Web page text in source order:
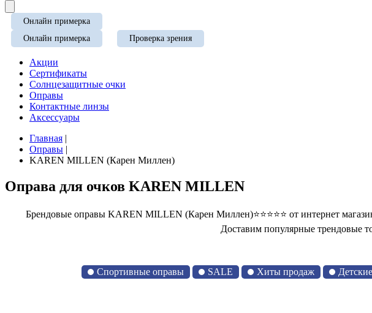
Онлайн примерка
Онлайн примерка
Проверка зрения
Акции
Сертификаты
Солнцезащитные очки
Оправы
Контактные линзы
Аксессуары
Главная |
Оправы |
KAREN MILLEN (Карен Миллен)
Оправа для очков KAREN MILLEN
Брендовые оправы KAREN MILLEN (Карен Миллен)⭐⭐⭐⭐⭐ от интернет
Доставим популярные трендовые
Спортивные оправы SALE Хиты продаж